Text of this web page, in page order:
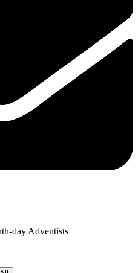
day Adventists